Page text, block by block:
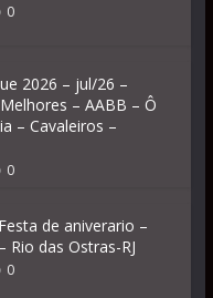
0
2026 – jul/26 –
– AABB – Ô
– Cavaleiros –
0
de aniverario –
das Ostras-RJ
0